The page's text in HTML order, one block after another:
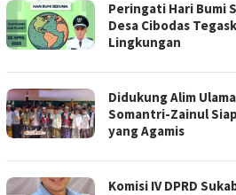
Peringati Hari Bumi
Desa Cibodas
Lingkungan
Didukung Alim
Somantri-Zainul
yang Agamis
Komisi IV DPRD